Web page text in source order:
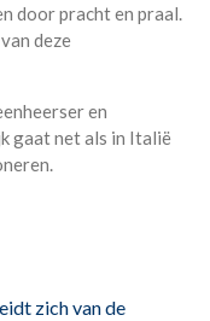
door pracht en praal.
deze
en
gaat net als in Italië
zich van de